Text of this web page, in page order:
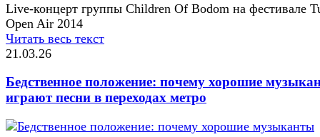
Live-концерт группы Children Of Bodom на фестивале
Open Air 2014
Читать весь текст
21.03.26
Бедственное положение: почему хорошие
играют песни в переходах метро